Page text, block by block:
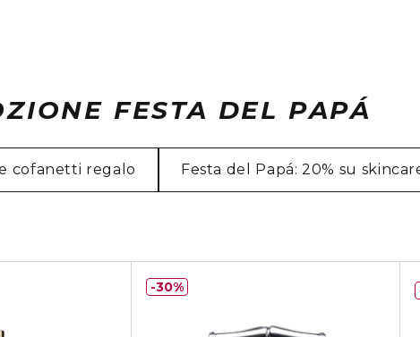
FESTA DEL PAPÁ
cofanetti regalo Festa del Papá: 20% su
30%